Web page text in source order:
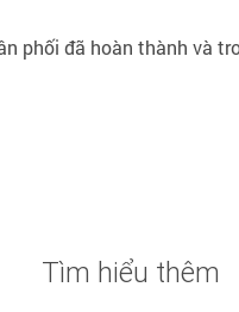
phối đã hoàn thành và
Tìm hiểu thêm